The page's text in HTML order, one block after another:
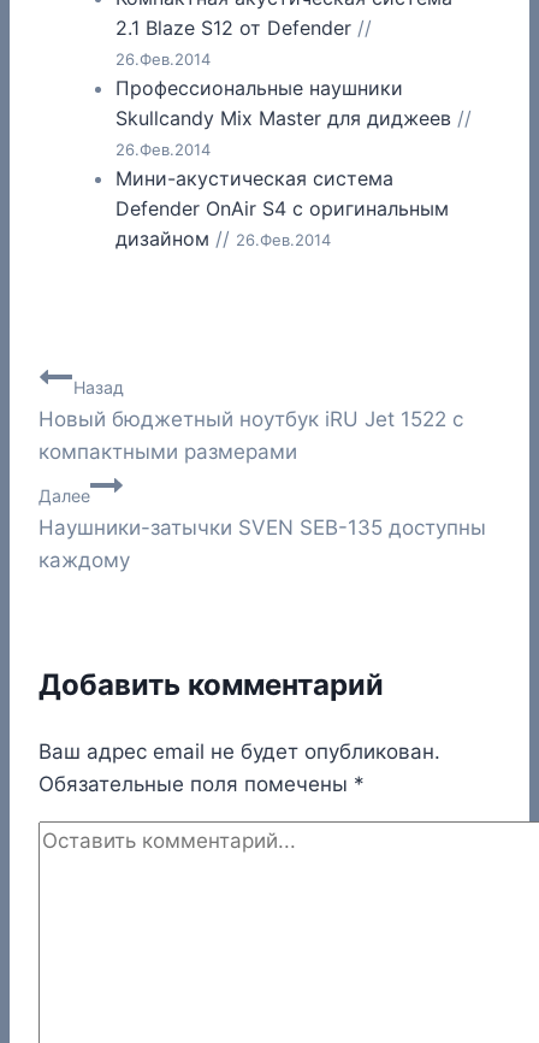
2.1 Blaze S12 от Defender //
26.Фев.2014
Профессиональные наушники
Skullcandy Mix Master для диджеев //
26.Фев.2014
Мини-акустическая система
Defender OnAir S4 с оригинальным
дизайном // 26.Фев.2014
Навигация
по
записям
Назад
Новый бюджетный ноутбук iRU Jet 1522 с
компактными размерами
Далее
Наушники-затычки SVEN SEB-135 доступны
каждому
Добавить комментарий
Ваш адрес email не будет опубликован.
Обязательные поля помечены *